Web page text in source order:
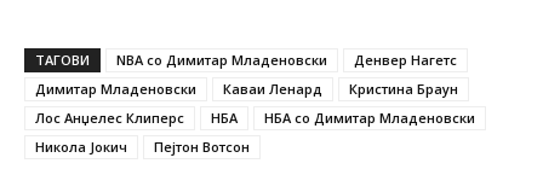
ТАГОВИ NBA со Димитар Младеновски
Денвер Нагетс
Димитар Младеновски
Каваи Ленард
Кристина Браун
Лос Анџелес Клиперс
НБА
НБА со Димитар Младеновски
Никола Јокич
Пејтон Вотсон